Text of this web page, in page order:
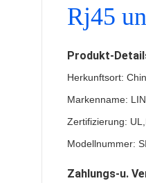
Rj45
Produkt-
Herkunftsort:
Markenname:
Zertifizierung:
Modellnummer:
Zahlungs-u.